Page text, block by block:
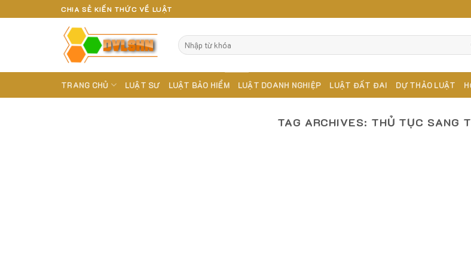
to
CHIA SẺ KIẾN THỨC VỀ LUẬT
TRANG CHỦ LUẬT SƯ LUẬT BẢO HIỂM LUẬT DOANH NGHIỆP LUẬT ĐẤT ĐAI DỰ THẢO LUẬT
TAG ARCHIVES: THỦ TỤC SANG